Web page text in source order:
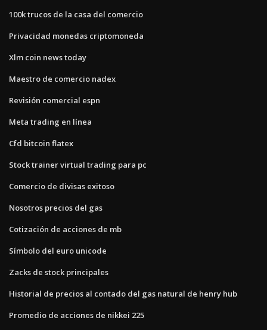
100k trucos de la casa del comercio
Privacidad monedas criptomoneda
Xlm coin news today
Maestro de comercio nadex
Revisión comercial espn
Meta trading en línea
Cfd bitcoin flatex
Stock trainer virtual trading para pc
Comercio de divisas exitoso
Nosotros precios del gas
Cotización de acciones de mb
Símbolo del euro unicode
Zacks de stock principales
Historial de precios al contado del gas natural de henry hub
Promedio de acciones de nikkei 225